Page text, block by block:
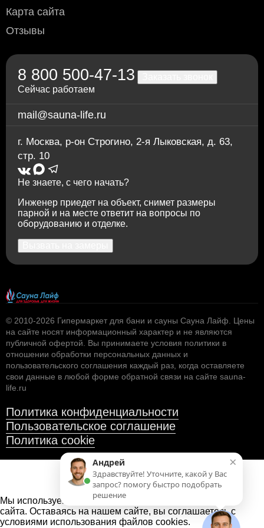
банк; для юрлиц и ИП — без НДС, по
1.239
Полок термоабаш, узкий, 26х42х2100 мм.
1.593
Полок термоабаш, узкий, 26х42х2700 мм.
Полок термоабаш, узкий, 26х42х3000 мм.
Карта сайта
Отзывы
8 800 500-47-13
Сейчас работаем
mail@sauna-life.ru
г. Москва, р-он Строгино, 2-я Лыковская, д. 63,
стр. 10
Не знаете, с чего начать?
Инженер приедет на объект, снимет размеры
парной и на месте ответит на вопросы по
оборудованию и отделке.
© 2010-2026 Гипермаркет для бани и сауны Сауна Лайф
Цены
на сайте носят информационный характер и не являются
публичной офертой. Вы принимаете условия политики в
отношении обработки персональных данных и
пользовательского соглашения каждый раз, когда оставляете
свои данные в любой форме обратной связи на сайте sauna-
life.ru
Политика конфиденциальности
Пользовательское соглашение
Политика cookie
Мы используем файлы cookies
сайта. Оставаясь на нашем сайте, вы соглашаетесь с
условиями использования файлов cookies.
×
Андрей
Здравствуйте! Уточните, какой у Вас
запрос? помогу быстро подобрать
решение